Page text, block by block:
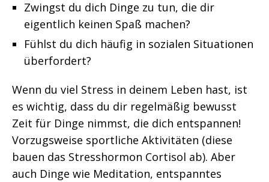
Zwingst du dich Dinge zu tun, die dir
eigentlich keinen Spaß machen?
Fühlst du dich häufig in sozialen Situationen
überfordert?
Wenn du viel Stress in deinem Leben hast, ist
es wichtig, dass du dir regelmäßig bewusst
Zeit für Dinge nimmst, die dich entspannen!
Vorzugsweise sportliche Aktivitäten (diese
bauen das Stresshormon Cortisol ab). Aber
auch Dinge wie Meditation, entspanntes